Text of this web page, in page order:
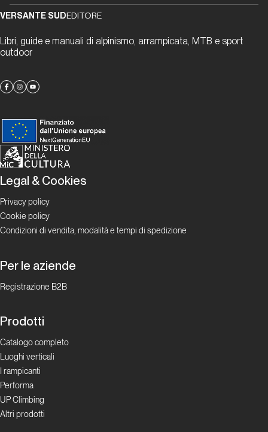
Tra carta
stampata
media
di un
limite
8a.nu: un
riferimento
anni
Dalla carta all'etere
Brocchi
sui
Blocchi
social oggi
La rivoluzione
social oggi
VERSANTE SUDEDITORE
Libri, guide e manuali di alpinismo, arrampicata, MTB e sport
outdoor
Legal & Cookies
Privacy policy
Cookie policy
Condizioni di vendita, modalità e tempi di spedizione
Per le aziende
Registrazione B2B
Prodotti
Catalogo completo
Luoghi verticali
I rampicanti
Performa
UP Climbing
Altri prodotti